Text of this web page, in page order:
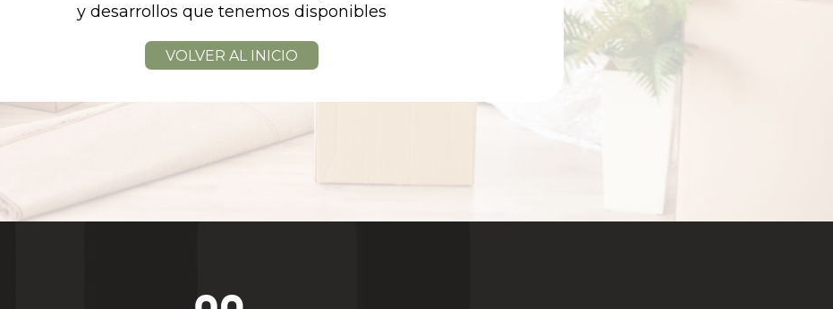
y desarrollos que tenemos disponibles
VOLVER AL INICIO